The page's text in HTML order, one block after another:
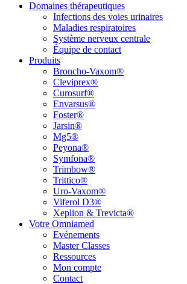
Domaines thérapeutiques
Infections des voies urinaires
Maladies respiratoires
Système nerveux centrale
Équipe de contact
Produits
Broncho-Vaxom®
Cleviprex®
Curosurf®
Envarsus®
Foster®
Jarsin®
Mg5®
Peyona®
Symfona®
Trimbow®
Trittico®
Uro-Vaxom®
Viferol D3®
Xeplion & Trevicta®
Votre Omniamed
Evénements
Master Classes
Ressources
Mon compte
Contact